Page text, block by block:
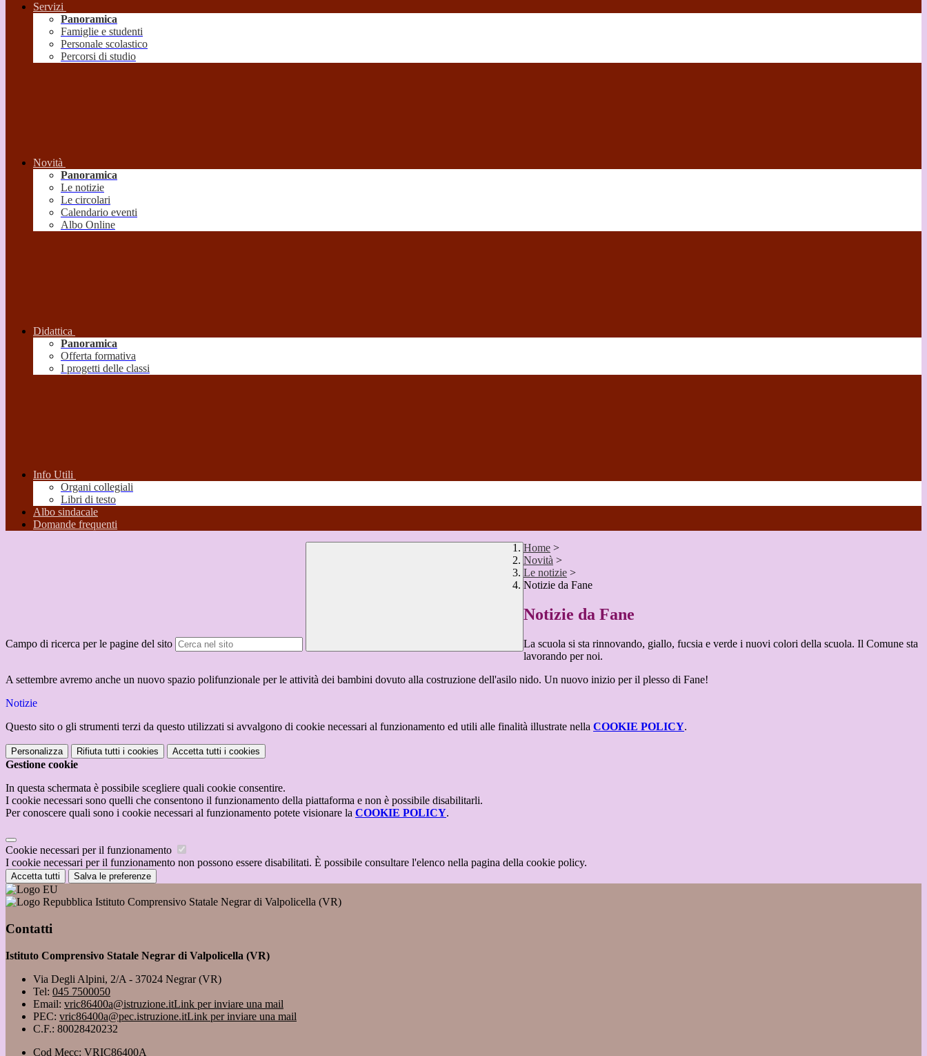
Servizi
Panoramica
Famiglie e studenti
Personale scolastico
Percorsi di studio
Novità
Panoramica
Le notizie
Le circolari
Calendario eventi
Albo Online
Didattica
Panoramica
Offerta formativa
I progetti delle classi
Info Utili
Organi collegiali
Libri di testo
Albo sindacale
Domande frequenti
Campo di ricerca per le pagine del sito
Home >
Novità >
Le notizie >
Notizie da Fane
Notizie da Fane
La scuola si sta rinnovando, giallo, fucsia e verde i nuovi colori della scuola. Il Comune sta
lavorando per noi.
A settembre avremo anche un nuovo spazio polifunzionale per le attività dei bambini dovuto alla costruzione dell'asilo nido. Un nuovo inizio per il plesso di Fane!
Notizie
Questo sito o gli strumenti terzi da questo utilizzati si avvalgono di cookie necessari al funzionamento ed utili alle finalità illustrate nella COOKIE POLICY.
Personalizza Rifiuta tutti i cookies Accetta tutti i cookies
Gestione cookie
In questa schermata è possibile scegliere quali cookie consentire.
I cookie necessari sono quelli che consentono il funzionamento della piattaforma e non è possibile disabilitarli.
Per conoscere quali sono i cookie necessari al funzionamento potete visionare la COOKIE POLICY.
Cookie necessari per il funzionamento
I cookie necessari per il funzionamento non possono essere disabilitati. È possibile consultare l'elenco nella pagina della cookie policy.
Accetta tutti Salva le preferenze
Istituto Comprensivo Statale Negrar di Valpolicella (VR)
Contatti
Istituto Comprensivo Statale Negrar di Valpolicella (VR)
Via Degli Alpini, 2/A - 37024 Negrar (VR)
Tel: 045 7500050
Email: vric86400a@istruzione.itLink per inviare una mail
PEC: vric86400a@pec.istruzione.itLink per inviare una mail
C.F.: 80028420232
Cod Mecc: VRIC86400A